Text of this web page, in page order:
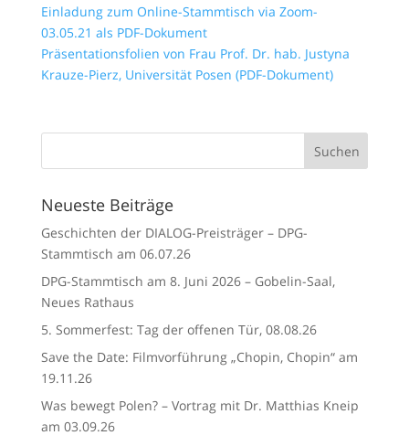
Einladung zum Online-Stammtisch via Zoom-
03.05.21 als PDF-Dokument
Präsentationsfolien von Frau Prof. Dr. hab. Justyna
Krauze-Pierz, Universität Posen (PDF-Dokument)
Neueste Beiträge
Geschichten der DIALOG-Preisträger – DPG-
Stammtisch am 06.07.26
DPG-Stammtisch am 8. Juni 2026 – Gobelin-Saal,
Neues Rathaus
5. Sommerfest: Tag der offenen Tür, 08.08.26
Save the Date: Filmvorführung „Chopin, Chopin“ am
19.11.26
Was bewegt Polen? – Vortrag mit Dr. Matthias Kneip
am 03.09.26